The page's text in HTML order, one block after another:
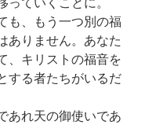
も、もう一つ別の福
ありません。あなた
、キリストの福音を
する者たちがいるだ
あれ天の御使いであ